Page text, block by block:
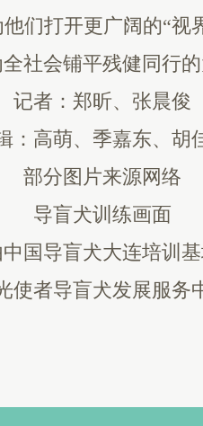
他们打开更广阔的“视
社会铺平残健同行
记者：郑昕、张晨俊
：高萌、季嘉东、胡
部分图片来源网络
导盲犬训练画面
中国导盲犬大连培训
使者导盲犬发展服务